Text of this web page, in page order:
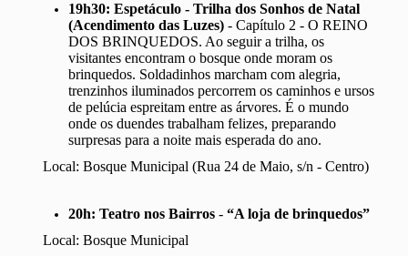
19h30: Espetáculo - Trilha dos Sonhos de Natal
(Acendimento das Luzes) - Capítulo 2 - O REINO
DOS BRINQUEDOS. Ao seguir a trilha, os
visitantes encontram o bosque onde moram os
brinquedos. Soldadinhos marcham com alegria,
trenzinhos iluminados percorrem os caminhos e ursos
de pelúcia espreitam entre as árvores. É o mundo
onde os duendes trabalham felizes, preparando
surpresas para a noite mais esperada do ano.
Local: Bosque Municipal (Rua 24 de Maio, s/n - Centro)
20h: Teatro nos Bairros - “A loja de brinquedos”
Local: Bosque Municipal